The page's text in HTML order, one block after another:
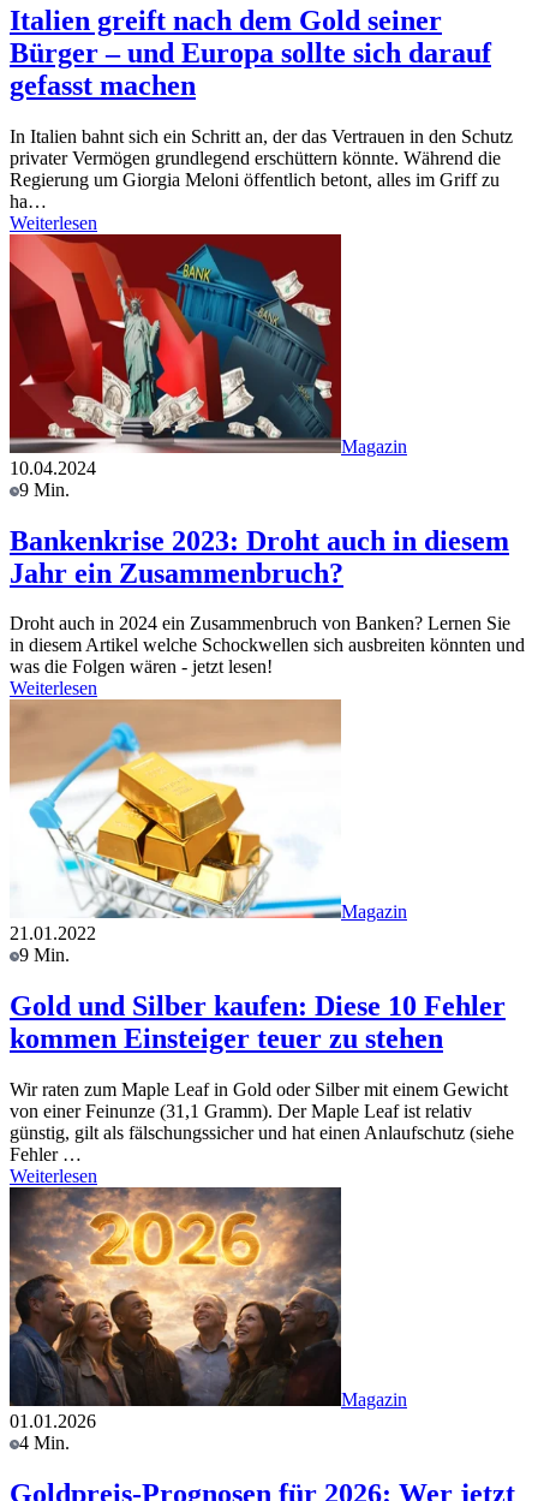
Italien greift nach dem Gold seiner
Bürger – und Europa sollte sich darauf
gefasst machen
In Italien bahnt sich ein Schritt an, der das Vertrauen in den Schutz
privater Vermögen grundlegend erschüttern könnte. Während die
Regierung um Giorgia Meloni öffentlich betont, alles im Griff zu
ha…
Weiterlesen
Magazin
10.04.2024
9 Min.
Bankenkrise 2023: Droht auch in diesem
Jahr ein Zusammenbruch?
Droht auch in 2024 ein Zusammenbruch von Banken? Lernen Sie
in diesem Artikel welche Schockwellen sich ausbreiten könnten und
was die Folgen wären - jetzt lesen!
Weiterlesen
Magazin
21.01.2022
9 Min.
Gold und Silber kaufen: Diese 10 Fehler
kommen Einsteiger teuer zu stehen
Wir raten zum Maple Leaf in Gold oder Silber mit einem Gewicht
von einer Feinunze (31,1 Gramm). Der Maple Leaf ist relativ
günstig, gilt als fälschungssicher und hat einen Anlaufschutz (siehe
Fehler …
Weiterlesen
Magazin
01.01.2026
4 Min.
Goldpreis-Prognosen für 2026: Wer jetzt